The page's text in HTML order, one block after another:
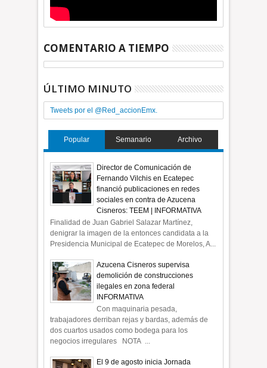
COMENTARIO A TIEMPO
ÚLTIMO MINUTO
Tweets por el @Red_accionEmx.
Popular Semanario Archivo
Director de Comunicación de
Fernando Vilchis en Ecatepec
financió publicaciones en redes
sociales en contra de Azucena
Cisneros: TEEM | INFORMATIVA
Finalidad de Juan Gabriel Salazar Martínez,
denigrar la imagen de la entonces candidata a la
Presidencia Municipal de Ecatepec de Morelos, A...
Azucena Cisneros supervisa
demolición de construcciones
ilegales en zona federal
INFORMATIVA
Con maquinaria pesada,
trabajadores derriban rejas y bardas, además de
dos cuartos usados como bodega para los
negocios irregulares NOTA ...
El 9 de agosto inicia Jornada